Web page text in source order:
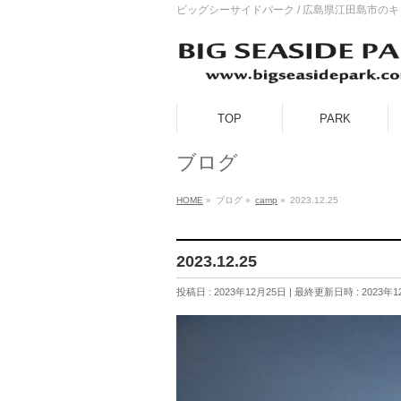
ビッグシーサイドパーク / 広島県江田島市の
TOP PARK
ブログ
HOME » ブログ » camp » 2023.12.25
2023.12.25
投稿日 : 2023年12月25日 最終更新日時 : 2023年